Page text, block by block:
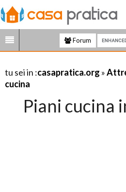
Forum
tu sei in :casapratica.org »
cucina
Piani cucina